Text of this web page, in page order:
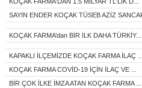
SAYIN ENDER KOÇAK TÜSEB AZİZ
KOÇAK FARMA’dan BİR İLK DAHA TÜRKİY...
KAPAKLI İLÇEMİZDE KOÇAK FARMA İLAÇ ...
KOÇAK FARMA COVİD-19 İÇİN İLAÇ VE ...
BİR ÇOK İLKE İMZA ATAN KOÇAK FARMA ...